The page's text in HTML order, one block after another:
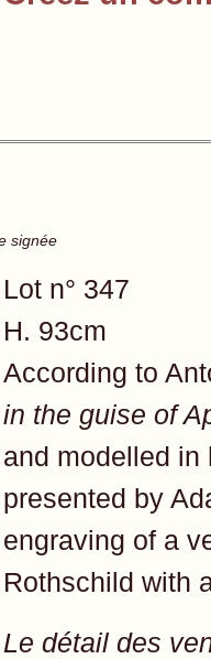
signée
Lot n° 347
H. 93cm
According to
in the guise of
and modelled in
presented by
engraving of a
Rothschild with
Le détail des